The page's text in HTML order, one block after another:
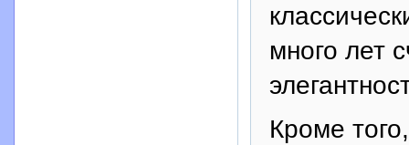
много лет
Кроме